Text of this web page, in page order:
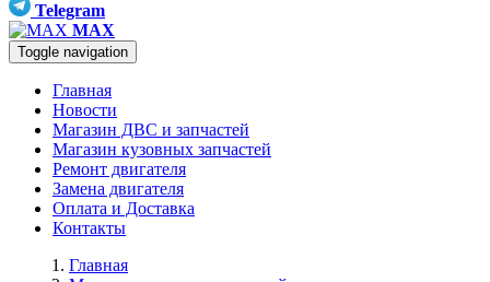
Telegram
MAX
Toggle navigation
Главная
Новости
Магазин ДВС и запчастей
Магазин кузовных запчастей
Ремонт двигателя
Замена двигателя
Оплата и Доставка
Контакты
Главная